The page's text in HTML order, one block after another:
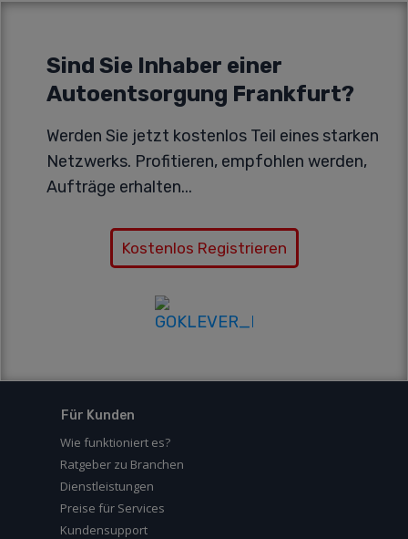
Sind Sie Inhaber einer
Autoentsorgung Frankfurt?
Werden Sie jetzt kostenlos Teil eines starken
Netzwerks. Profitieren, empfohlen werden,
Aufträge erhalten...
Kostenlos Registrieren
Für Kunden
Wie funktioniert es?
Ratgeber zu Branchen
Dienstleistungen
Preise für Services
Kundensupport